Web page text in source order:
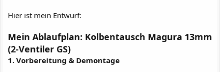
Hier ist mein Entwurf:
Mein Ablaufplan: Kolbentausch Magura 13mm
(2-Ventiler GS)
1. Vorbereitung & Demontage